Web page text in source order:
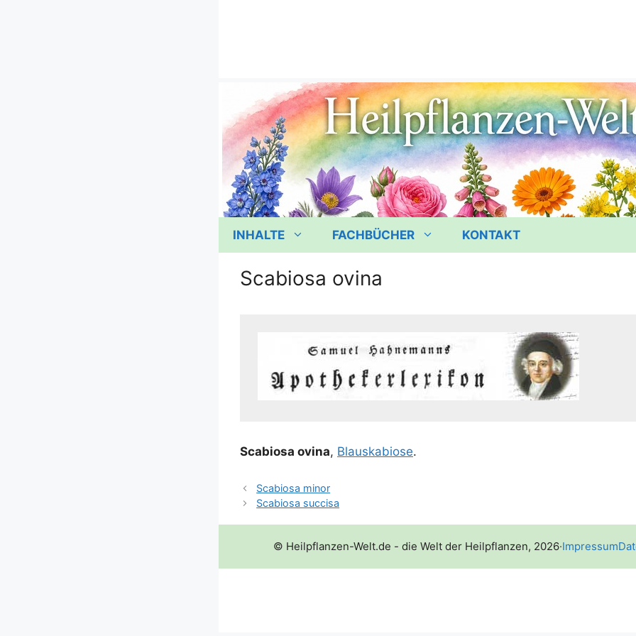
INHALTE FACHBÜCHER KONTAKT
Scabiosa ovina
Sca­bio­sa ovina, Blau­s­ka­bio­se.
Scabiosa minor
Scabiosa succisa
© Heilpflanzen-Welt.de - die Welt der Heilpflanzen, 2026·Impressum